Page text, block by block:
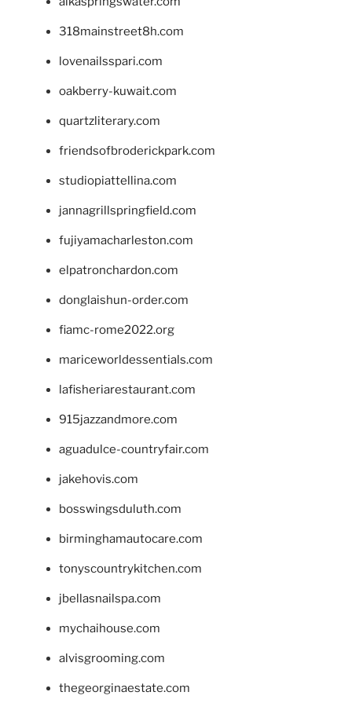
318mainstreet8h.com
lovenailsspari.com
oakberry-kuwait.com
quartzliterary.com
friendsofbroderickpark.com
studiopiattellina.com
jannagrillspringfield.com
fujiyamacharleston.com
elpatronchardon.com
donglaishun-order.com
fiamc-rome2022.org
mariceworldessentials.com
lafisheriarestaurant.com
915jazzandmore.com
aguadulce-countryfair.com
jakehovis.com
bosswingsduluth.com
birminghamautocare.com
tonyscountrykitchen.com
jbellasnailspa.com
mychaihouse.com
alvisgrooming.com
thegeorginaestate.com